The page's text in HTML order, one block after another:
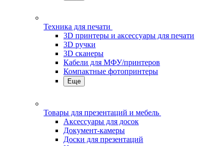
Техника для печати
3D принтеры и аксессуары для печати
3D ручки
3D сканеры
Кабели для МФУ/принтеров
Компактные фотопринтеры
Еще
Товары для презентаций и мебель
Аксессуары для досок
Документ-камеры
Доски для презентаций